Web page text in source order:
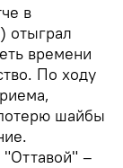
в
отыграл
времени
По ходу
шайбы
–